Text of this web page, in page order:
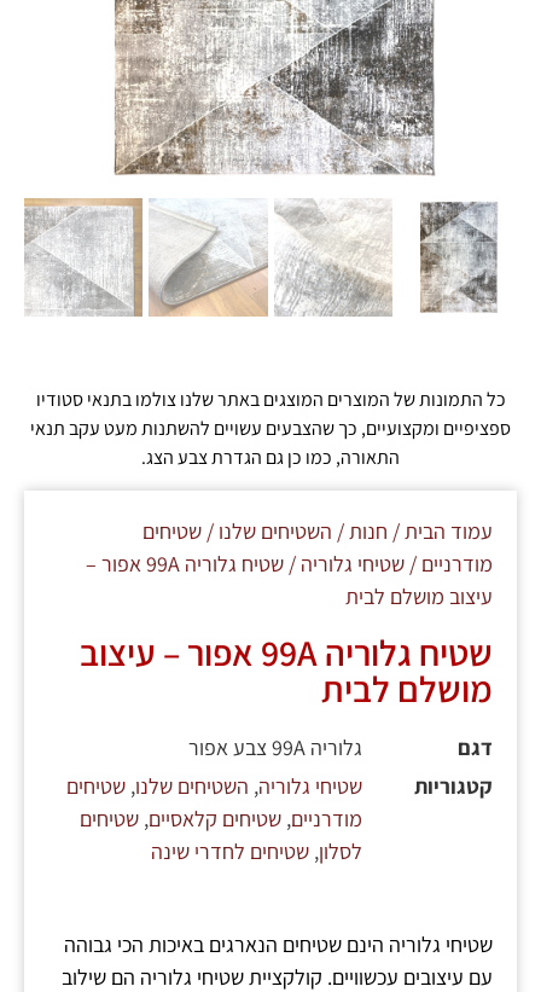
כל התמונות של המוצרים המוצגים באתר שלנו צולמו בתנאי סטודיו
ספציפיים ומקצועיים, כך שהצבעים עשויים להשתנות מעט עקב תנאי
התאורה, כמו כן גם הגדרת צבע הצג.
עמוד הבית/ חנות/ השטיחים שלנו / שטיחים
מודרניים / שטיחי גלוריה
/ שטיח גלוריה 99A אפור –
עיצוב מושלם לבית
שטיח גלוריה 99A אפור – עיצוב
מושלם לבית
דגם
גלוריה 99A צבע אפור
קטגוריות
שטיחי גלוריה, השטיחים שלנו, שטיחים
מודרניים, שטיחים קלאסיים, שטיחים
לסלון, שטיחים לחדרי שינה
שטיחי גלוריה הינם שטיחים הנארגים באיכות הכי גבוהה
עם עיצובים עכשוויים. קולקציית שטיחי גלוריה הם שילוב